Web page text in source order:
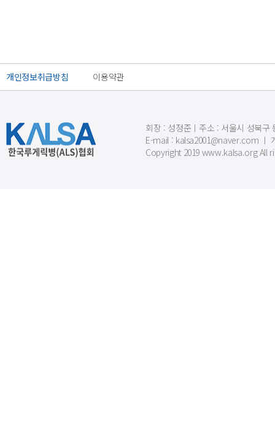
개인정보취급방침 이용약관
회장 : 성정준ㅣ주소 : 서울시 성북구
E-mail : kalsa2001@naver.com ㅣ
Copyright 2019 www.kalsa.org All